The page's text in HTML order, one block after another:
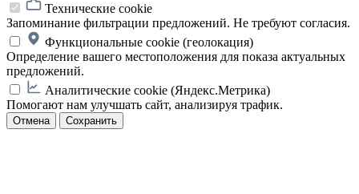
Технические cookie
Запоминание фильтрации предложений. Не требуют согласия.
Функциональные cookie (геолокация)
Определение вашего местоположения для показа актуальных
предложений.
Аналитические cookie (Яндекс.Метрика)
Помогают нам улучшать сайт, анализируя трафик.
Отмена Сохранить